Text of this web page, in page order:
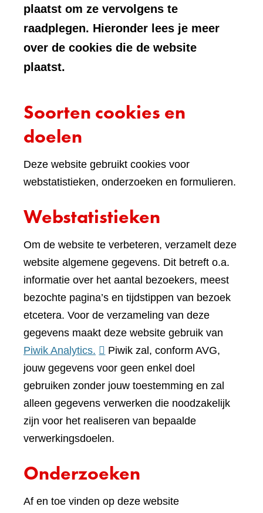
plaatst om ze vervolgens te
raadplegen. Hieronder lees je meer
over de cookies die de website
plaatst.
Soorten cookies en
doelen
Deze website gebruikt cookies voor
webstatistieken, onderzoeken en formulieren.
Webstatistieken
Om de website te verbeteren, verzamelt deze
website algemene gegevens. Dit betreft o.a.
informatie over het aantal bezoekers, meest
bezochte pagina’s en tijdstippen van bezoek
etcetera. Voor de verzameling van deze
gegevens maakt deze website gebruik van
Piwik Analytics. (verwijst
naar
een
andere
website)
Piwik zal, conform AVG,
jouw gegevens voor geen enkel doel
gebruiken zonder jouw toestemming en zal
alleen gegevens verwerken die noodzakelijk
zijn voor het realiseren van bepaalde
verwerkingsdoelen.
Onderzoeken
Af en toe vinden op deze website